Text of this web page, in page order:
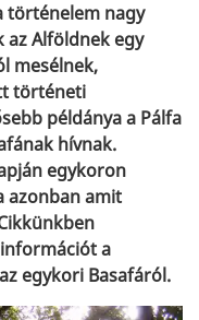
történelem nagy
az Alföldnek egy
mesélnek,
történeti
példánya a Pálfa
hívnak.
egykoron
azonban amit
a
egykori Basafáról.